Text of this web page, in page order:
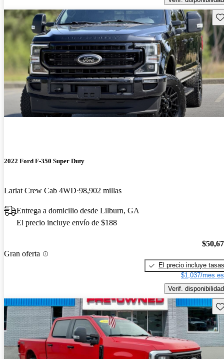
2022 Ford F-350 Super Duty
Lariat Crew Cab 4WD 98,902 millas
Entrega a domicilio desde Lilburn, GA
El precio incluye envío de $188
Gran oferta
El precio incluye tasas
$1,037/mes
Verif. disponibilidad